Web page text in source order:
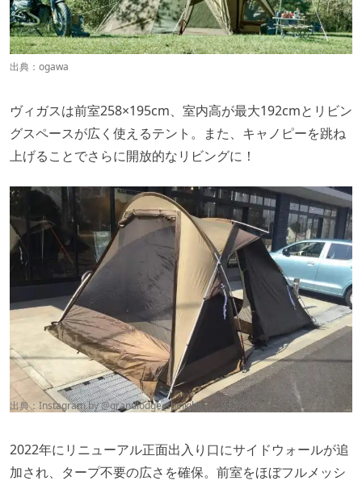
出典： ogawa
ヴィガスは前室258×195cm、室内高が最大192cmとリビン
グスペースが広く使えるテント。また、キャノピーを跳ね
上げることでさらに開放的なリビングに！
出典：Instagram by @grandlodge_shinkiba
2022年にリニューアル正面出入り口にサイドウォールが追
加され、タープ不要の広さを確保。前室をほぼフルメッシ